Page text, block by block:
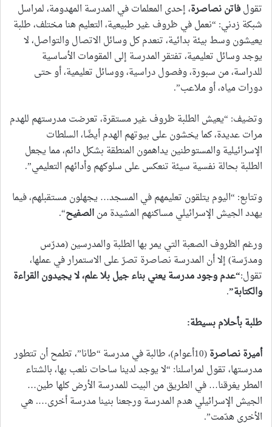
تقولفاتن نصاصرة، إحدى المعلمات في المدرسة المهدومة، لمراسل
شبكة زدني: “نعمل في ظروف غير طبيعية، التعليم هنا مختلف، طلبة
يعيشون وسط بيئة بدائية، تنعدم كل وسائل الاتصال والتواصل، لا
يوجد وسائل تعليمية، تفتقر المدرسة إلى المقومات الأساسية
للدراسة، من سبورة، وفصول دراسية، ووسائل تعليمية، أو حتى
دورات مياه، أو ملاعب”.
وتضيف: “يعيش الطلبة ظروف غير مستقرة، تعرضت مدرستهم للهدم
مرات عديدة، كما يخشون على بيوتهم الهدم أيضًا، السلطات
الإسرائيلية والمستوطنين يداهمون المنطقة بشكل دائم، مما يجعل
الطلبة بحالة نفسية سيئة تنعكس على سلوكهم وأدائهم التعليمي”.
وتتابع: “اليوم يتلقون تعليمهم في المسجد… يجهلون مستقبلهم، فيما
يهدد الجيش الإسرائيلي مساكنهم المشيدة منالصفيح“.
ورغم الظروف الصعبة التي يمر بها الطلبة والمدرسين (مدرّس
ومدرّسة) إلا أن المدرسة نصاصرة تصرّ على الاستمرار في عملها،
تقول:“عدم وجود مدرسة يعني بناء جيل بلا علم، لا يجيدون القراءة
والكتابة”
.
طلبة بأحلام بسيطة:
أميرة نصاصرة
(10أعوام)، طالبة في مدرسة “طانا”، تطمح أن تتطور
مدرستها، تقول لمراسلنا: “لا يوجد لدينا ساحات نلعب بها، بالشتاء
المطر يغرقنا… في الطريق من البيت للمدرسة الأرض كلها طين…
الجيش الإسرائيلي هدم المدرسة ورجعنا بنينا مدرسة أخرى…. هي
الأخرى هدّمت”.